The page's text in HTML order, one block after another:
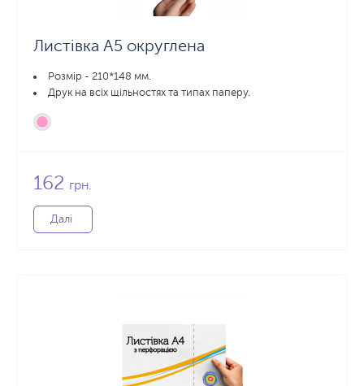
Листівка А5 округлена
Розмір - 210*148 мм.
Друк на всіх щільностях та типах паперу.
162 грн.
Далі